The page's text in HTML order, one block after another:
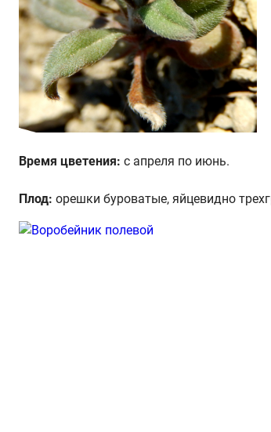
Время цветения: с апреля по июнь.
Плод: орешки буроватые, яйцевидно